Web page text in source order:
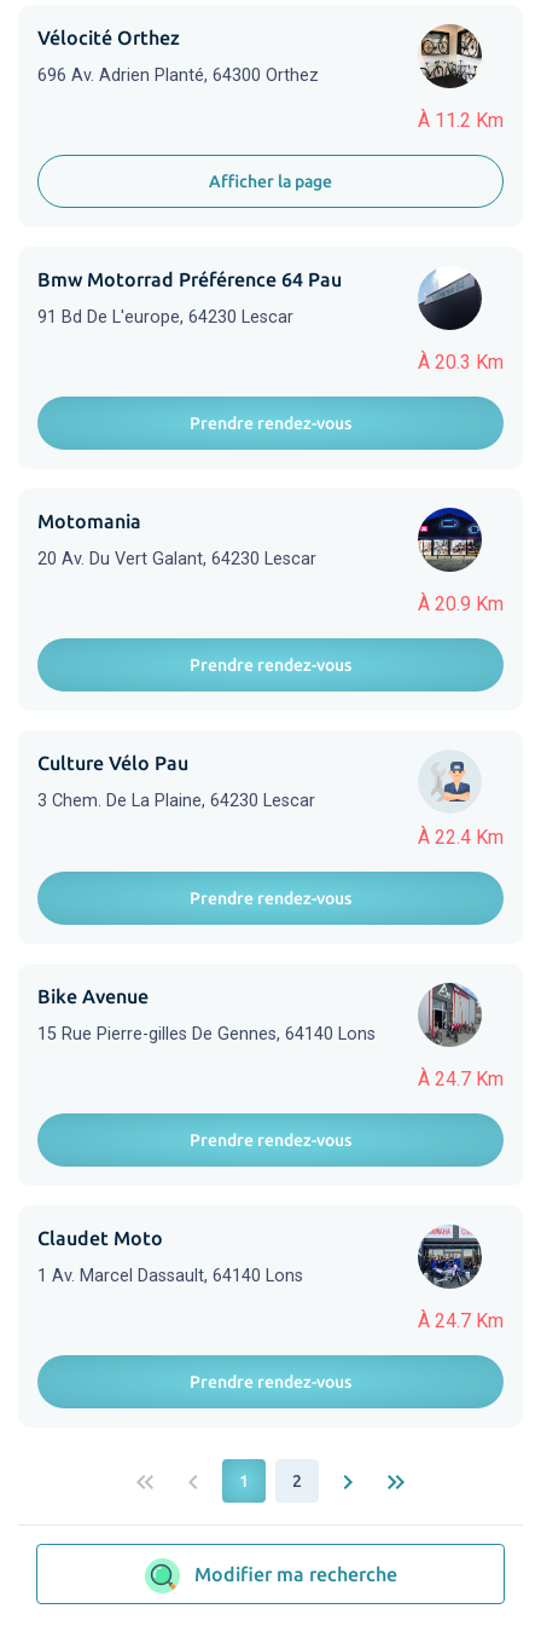
À 11.2 Km
Vélocité Orthez
696 Av. Adrien Planté, 64300 Orthez
Afficher la page
À 20.3 Km
Bmw Motorrad Préférence 64 Pau
91 Bd De L'europe, 64230 Lescar
Prendre rendez-vous
À 20.9 Km
Motomania
20 Av. Du Vert Galant, 64230 Lescar
Prendre rendez-vous
À 22.4 Km
Culture Vélo Pau
3 Chem. De La Plaine, 64230 Lescar
Prendre rendez-vous
À 24.7 Km
Bike Avenue
15 Rue Pierre-gilles De Gennes, 64140 Lons
Prendre rendez-vous
À 24.7 Km
Claudet Moto
1 Av. Marcel Dassault, 64140 Lons
Prendre rendez-vous
keyboard_double_arrow_left keyboard_arrow_left 1 2 keyboard_arrow_right keyboard_double_arrow_right
Modifier ma recherche